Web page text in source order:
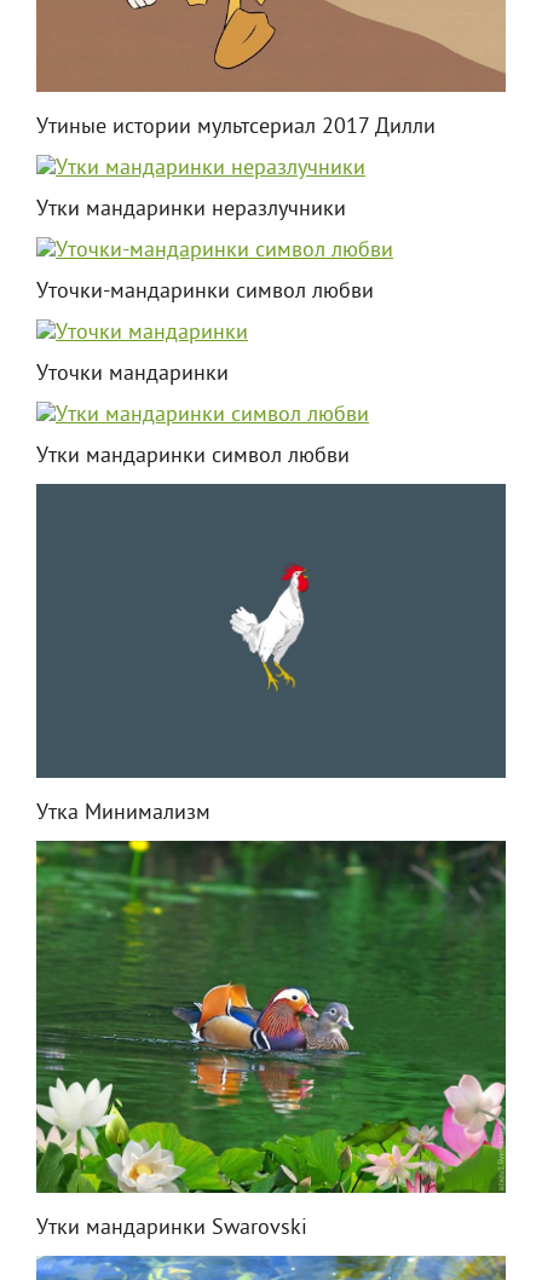
Утиные истории мультсериал 2017 Дилли
Утки мандаринки неразлучники
Уточки-мандаринки символ любви
Уточки мандаринки
Утки мандаринки символ любви
Утка Минимализм
Утки мандаринки Swarovski